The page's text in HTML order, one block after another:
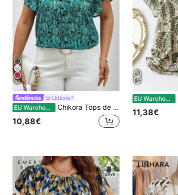
13
Chikora
EU Warehouse Chikora Tops de amarrar com babados estampados da moda plus size, tops casuais femininos, tops elegantes femininos, tops femininos, blusas de verão, férias, tops femininos para sair, elegantes
10,88€
EU Warehouse
11,38€